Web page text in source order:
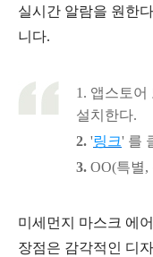
실시간 알람을 원한
니다.
1. 앱스토어
설치한다.
2. '링크' 를
3. OO(특별,
미세먼지 마스크 에
장점은 감각적인 디